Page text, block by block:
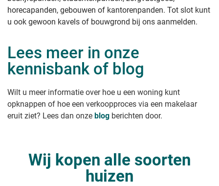
horecapanden, gebouwen of kantorenpanden. Tot slot kunt
u ook gewoon kavels of bouwgrond bij ons aanmelden.
Lees meer in onze
kennisbank of blog
Wilt u meer informatie over hoe u een woning kunt
opknappen of hoe een verkoopproces via een makelaar
eruit ziet? Lees dan onze blog berichten door.
Wij kopen alle soorten
huizen